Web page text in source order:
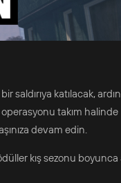
saldırıya katılacak,
operasyonu takım halinde
devam edin.
kış sezonu